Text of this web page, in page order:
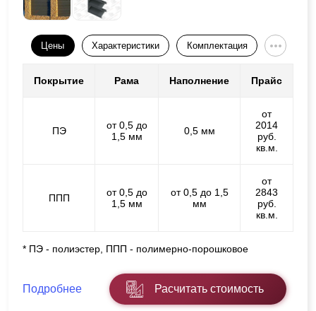
Цены Характеристики Комплектация
Покрытие Рама Наполнение Прайс
ПЭ
от 0,5 до
1,5 мм
0,5 мм
от
2014
руб.
кв.м.
ППП
от 0,5 до
1,5 мм
от 0,5 до 1,5
мм
от
2843
руб.
кв.м.
* ПЭ - полиэстер, ППП - полимерно-порошковое
Подробнее Расчитать стоимость